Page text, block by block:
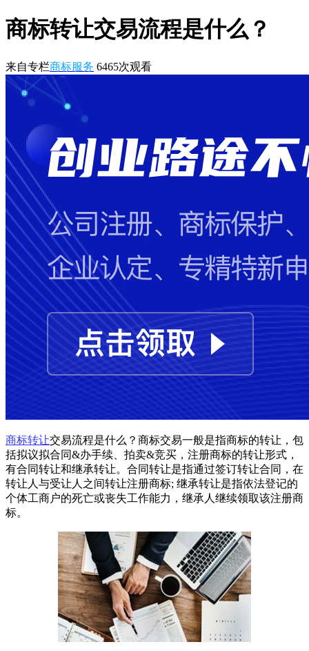
商标转让交易流程是什么？
来自专栏商标服务 6465次观看
商标转让交易流程是什么？商标交易一般是指商标的转让，包
括拟议拟合同&办手续、拍卖&竞买，注册商标的转让形式，
有合同转让和继承转让。合同转让是指通过签订转让合同，在
转让人与受让人之间转让注册商标; 继承转让是指依法登记的
个体工商户的死亡或丧失工作能力，继承人继续领取该注册商
标。